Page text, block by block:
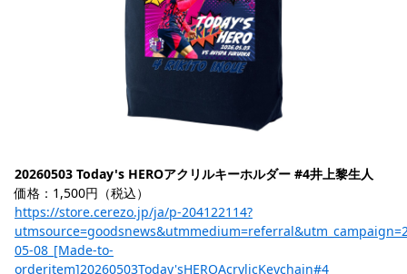
20260503 Today's HEROアクリルキーホルダー #4井上黎生人
価格：1,500円（税込）
https://store.cerezo.jp/ja/p-204122114?
05-08_[Made-to-
orderitem]20260503Today'sHEROAcrylicKeychain#4